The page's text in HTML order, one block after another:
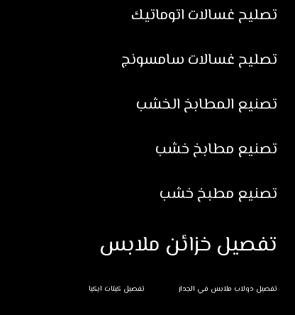
تصليح غسالات اتوماتيك
تصليح غسالات سامسونج
تصنيع المطابخ الخشب
تصنيع مطابخ خشب
تصنيع مطبخ خشب
تفصيل خزائن ملابس
تفصيل دولاب ملابس في الجدار تفصيل كبتات ايكيا